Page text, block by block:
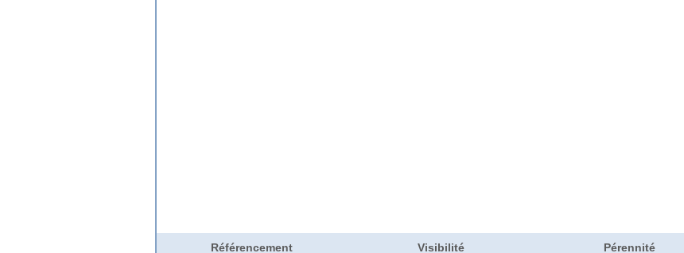
Référencement Visibilité Pérennité